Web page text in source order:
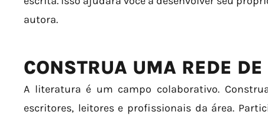
autora.
CONSTRUA UMA REDE DE
A literatura é um campo colaborativo.
escritores, leitores e profissionais da área.